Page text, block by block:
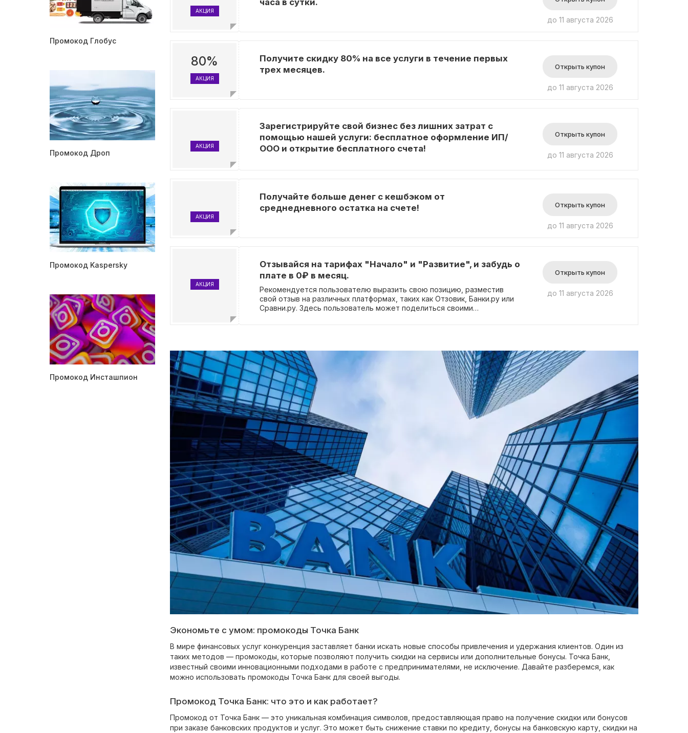
Промокод Глобус
Промокод Дроп
Промокод Kaspersky
Промокод Инсташпион
АКЦИЯ
часа в сутки.
до 11 августа 2026
80%
АКЦИЯ
Получите скидку 80% на все услуги в течение первых
трех месяцев.
Открыть купон
до 11 августа 2026
АКЦИЯ
Зарегистрируйте свой бизнес без лишних затрат с
помощью нашей услуги: бесплатное оформление ИП/
ООО и открытие бесплатного счета!
Открыть купон
до 11 августа 2026
АКЦИЯ
Получайте больше денег с кешбэком от
среднедневного остатка на счете!
Открыть купон
до 11 августа 2026
АКЦИЯ
Отзывайся на тарифах "Начало" и "Развитие", и забудь о
плате в 0₽ в месяц.
Рекомендуется пользователю выразить свою позицию, разместив
свой отзыв на различных платформах, таких как Отзовик, Банки.ру или
Сравни.ру. Здесь пользователь может поделиться своими
таких платформах способствует повышению качества и надежности
услуг, так как компании и представители бизнеса могут использовать
обратную связь от пользователей для улучшения своей работы. В
своем отзыве важно быть точным, объективным и конструктивным,
чтобы предоставить максимально полезную информацию для других
пользователей и помочь им принять осознанные решения.
Открыть купон
до 11 августа 2026
Экономьте с умом: промокоды Точка Банк
В мире финансовых услуг конкуренция заставляет банки искать новые способы привлечения и удержания клиентов. Один из
таких методов — промокоды, которые позволяют получить скидки на сервисы или дополнительные бонусы. Точка Банк,
известный своими инновационными подходами в работе с предпринимателями, не исключение. Давайте разберемся, как
можно использовать промокоды Точка Банк для своей выгоды.
Промокод Точка Банк: что это и как работает?
Промокод от Точка Банк — это уникальная комбинация символов, предоставляющая право на получение скидки или бонусов
при заказе банковских продуктов и услуг. Это может быть снижение ставки по кредиту, бонусы на банковскую карту, скидки на